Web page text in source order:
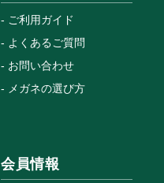
ご利用ガイド
よくあるご質問
お問い合わせ
メガネの選び方
会員情報